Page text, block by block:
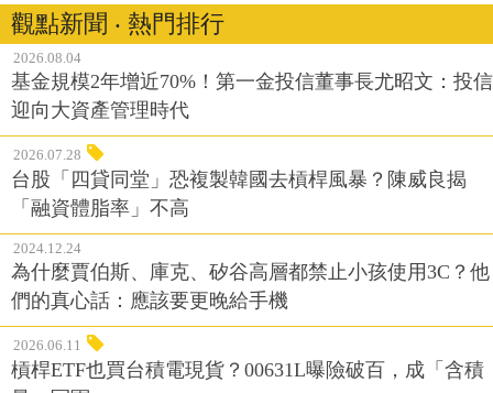
觀點新聞 ‧ 熱門排行
2026.08.04
基金規模2年增近70%！第一金投信董事長尤昭文：投信
迎向大資產管理時代
2026.07.28
台股「四貸同堂」恐複製韓國去槓桿風暴？陳威良揭
「融資體脂率」不高
2024.12.24
為什麼賈伯斯、庫克、矽谷高層都禁止小孩使用3C？他
們的真心話：應該要更晚給手機
2026.06.11
槓桿ETF也買台積電現貨？00631L曝險破百，成「含積